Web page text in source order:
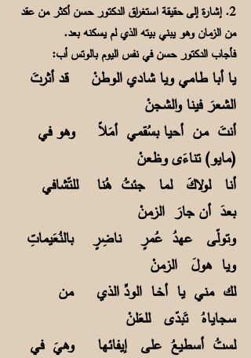
2. إشارة إلى حقيقة استغراق الدكتور حسن أكثر من عقد
من الزمان وهو يبني بيته الذي لم يسكنه بعد.
فأجاب الدكتور حسن في نفس اليوم بالوتس أب:
يا أبا طامي ويا شادي الوطنْ قد أثرتَ
الشعرَ فينا والشجنْ
أنتَ مـن أحيا بسُقمي أمَلاً وهو في
(مايو) تناءَى وظعنْ
أنا لولاكَ لما جئتُ هُنا للتّشافي
بعدَ أن جارَ الزمنْ
وتولّى عهدُ عُمرٍ ناضِرٍ بالنُعَيماتِ
ويا هولَ الزمنْ
لك مني يا أخـا الودِّ الذي من
سجاياهُ تَبدّى للعَلنْ
لستُ أسطيعُ على إيفائها وهيَ في